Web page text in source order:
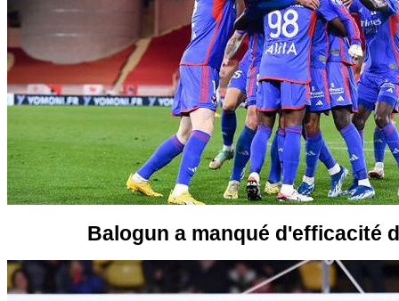
Balogun a manqué d'efficacité